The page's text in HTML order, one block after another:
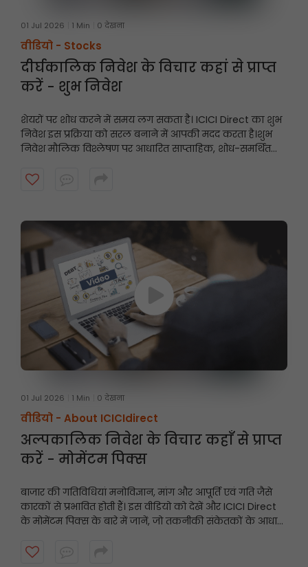
01 Jul 2026 1 Min 0 देखना
वीडियो - Stocks
दीर्घकालिक निवेश के विचार कहां से प्राप्त
करें - शुभ निवेश
शेयरों पर शोध करने में समय लग सकता है। ICICI Direct का शुभ
निवेश इस प्रक्रिया को सरल बनाने में आपकी मदद करता है।शुभ
निवेश मौलिक विश्लेषण पर आधारित साप्ताहिक, शोध-समर्थित
दृष्टिकोण के अनुरूप संभावित अवसरों को खोजने में मदद मिलती है।
01 Jul 2026 1 Min 0 देखना
वीडियो - About ICICIdirect
अल्पकालिक निवेश के विचार कहाँ से प्राप्त
करें - मोमेंटम पिक्स
बाजार की गतिविधियां मनोविज्ञान, मांग और आपूर्ति एवं गति जैसे
कारकों से प्रभावित होती हैं। इस वीडियो को देखें और ICICI Direct
के मोमेंटम पिक्स के बारे में जानें, जो तकनीकी संकेतकों के आधार
वाले शेयरों को उजागर करते हैं।